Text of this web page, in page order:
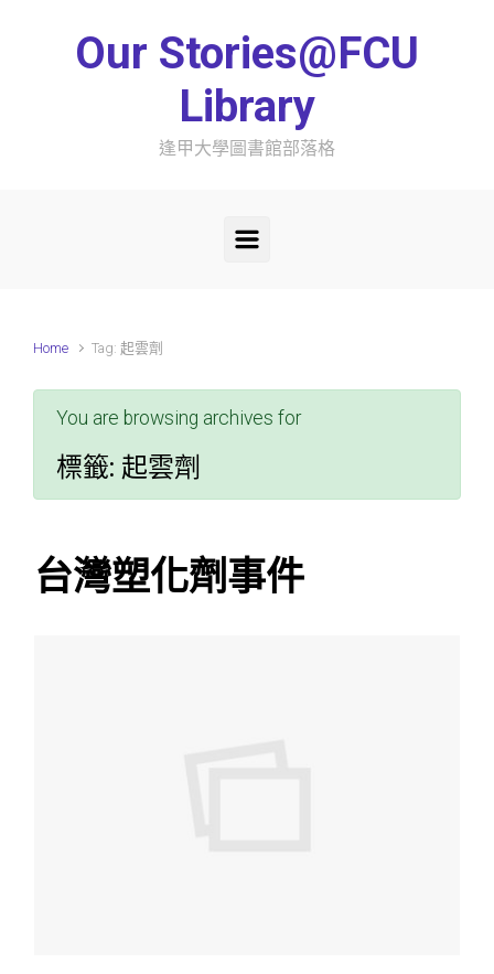
Our Stories@FCU
Library
逢甲大學圖書館部落格
Home Tag: 起雲劑
You are browsing archives for
標籤: 起雲劑
台灣塑化劑事件